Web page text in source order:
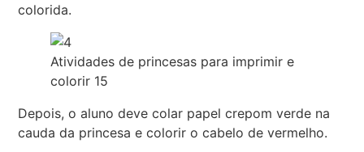
colorida.
Atividades de princesas para imprimir e
colorir 15
Depois, o aluno deve colar papel crepom verde na
cauda da princesa e colorir o cabelo de vermelho.